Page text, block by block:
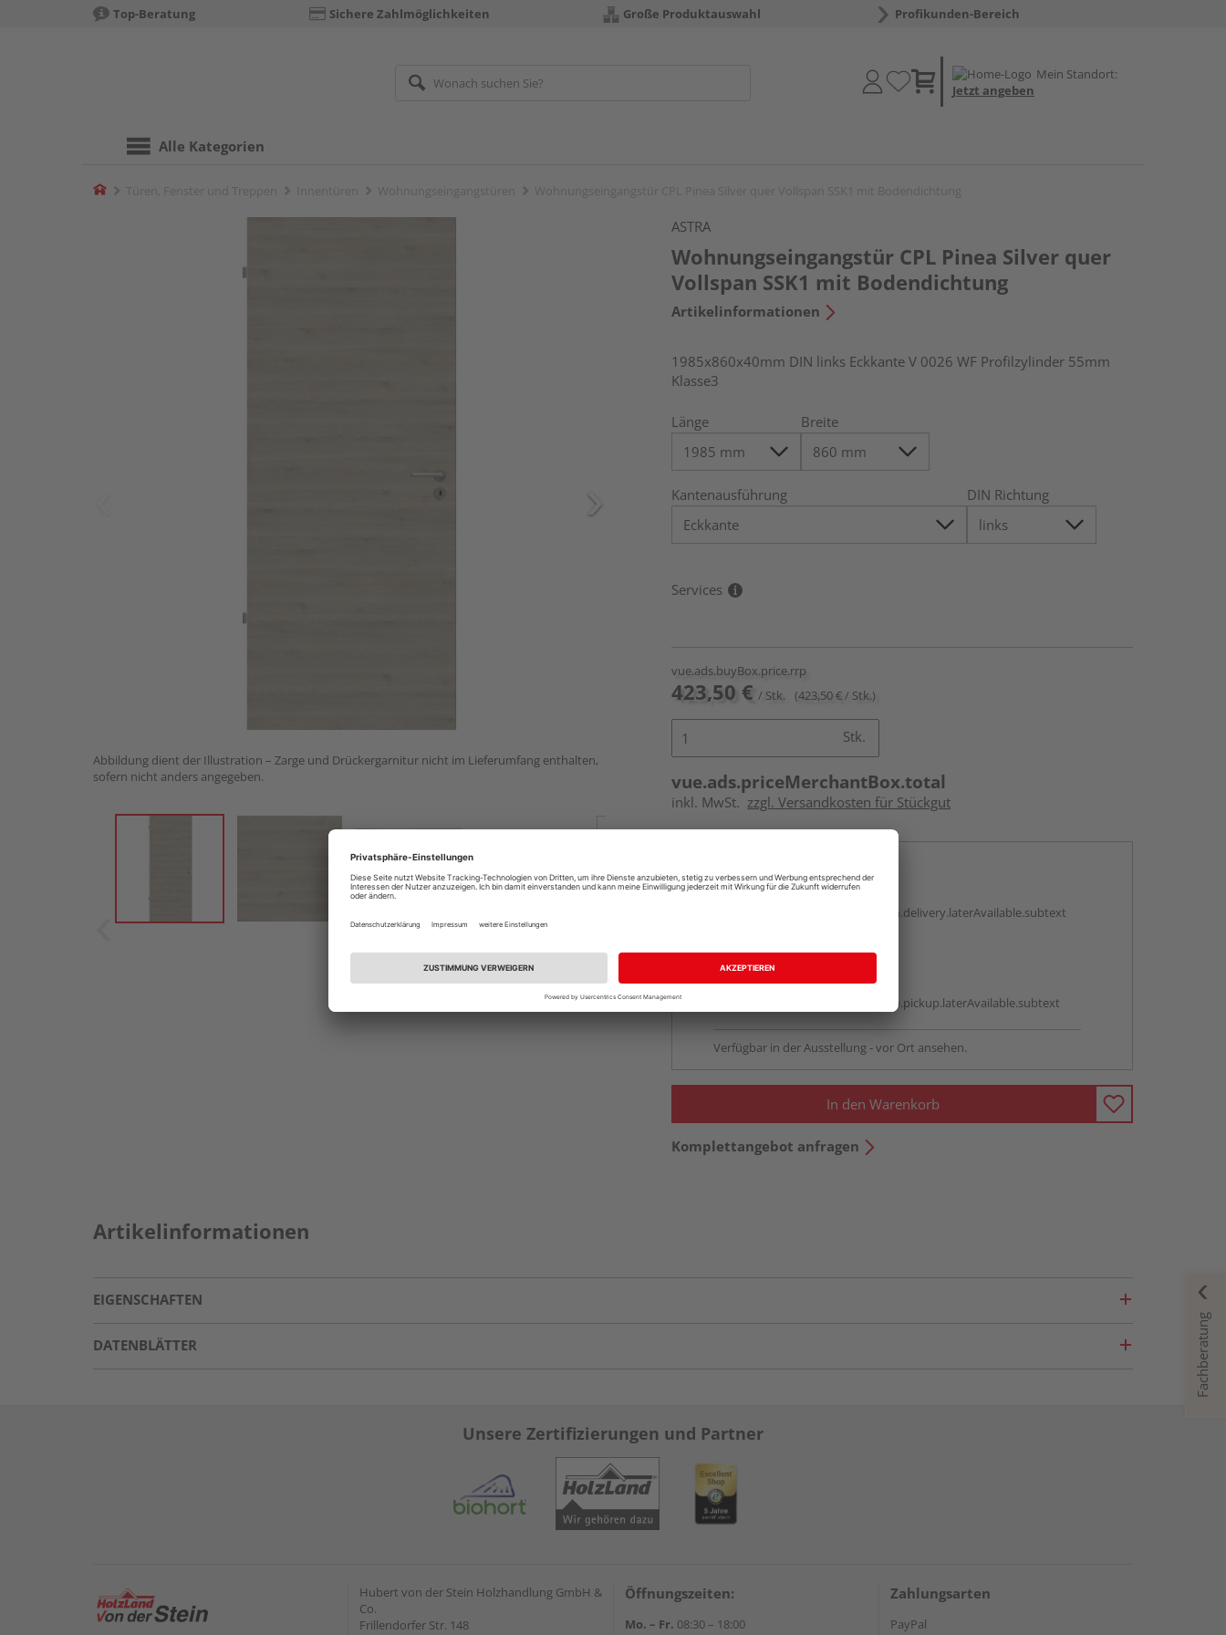
Top-Beratung Sichere Zahlmöglichkeiten Große Produktauswahl Profikunden-Bereich
Mein Standort:
Jetzt angeben
Alle Kategorien
Home
Abbildung dient der Illustration – Zarge und Drückergarnitur nicht im Lieferumfang enthalten,
sofern nicht anders angegeben.
ASTRA
Wohnungseingangstür CPL Pinea Silver quer
Vollspan SSK1 mit Bodendichtung
Artikelinformationen
1985x860x40mm DIN links Eckkante V 0026 WF Profilzylinder 55mm
Klasse3
Länge Breite
Kantenausführung DIN Richtung
Services
vue.ads.buyBox.price.rrp
423,50 € / Stk. (423,50 € / Stk.)
Stk.
vue.ads.priceMerchantBox.total
inkl. MwSt. zzgl. Versandkosten für Stückgut
Online bestellen
Auf Vorbestellung:
vue.ads.priceMerchantBox.option.delivery.laterAvailable.subtext
Beim Händler abholen
Auf Vorbestellung:
vue.ads.priceMerchantBox.option.pickup.laterAvailable.subtext
Verfügbar in der Ausstellung - vor Ort ansehen.
In den Warenkorb
Komplettangebot anfragen
Artikelinformationen
EIGENSCHAFTEN
DATENBLÄTTER Fachberatung
Unsere Zertifizierungen und Partner
Hubert von der Stein Holzhandlung GmbH &
Co.
Frillendorfer Str. 148
Öffnungszeiten:
Mo. – Fr. 08:30 – 18:00
Zahlungsarten
PayPal